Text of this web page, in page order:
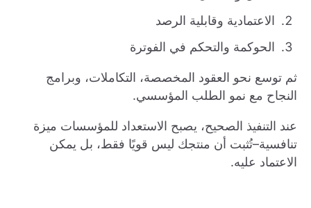
الاعتمادية وقابلية الرصد
الحوكمة والتحكم في الفوترة
ثم توسع نحو العقود المخصصة، التكاملات، وبرامج
النجاح مع نمو الطلب المؤسسي.
عند التنفيذ الصحيح، يصبح الاستعداد للمؤسسات ميزة
تنافسية–تُثبت أن منتجك ليس قويًا فقط، بل يمكن
الاعتماد عليه.